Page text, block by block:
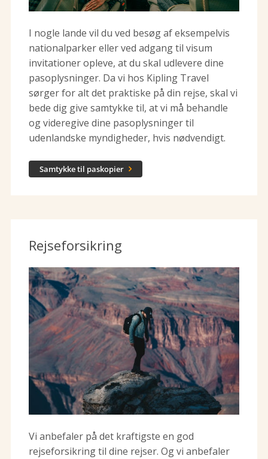
I nogle lande vil du ved besøg af eksempelvis
nationalparker eller ved adgang til visum
invitationer opleve, at du skal udlevere dine
pasoplysninger. Da vi hos Kipling Travel
sørger for alt det praktiske på din rejse, skal vi
bede dig give samtykke til, at vi må behandle
og videregive dine pasoplysninger til
udenlandske myndigheder, hvis nødvendigt.
Samtykke til paskopier 
Rejseforsikring
Vi anbefaler på det kraftigste en god
rejseforsikring til dine rejser. Og vi anbefaler